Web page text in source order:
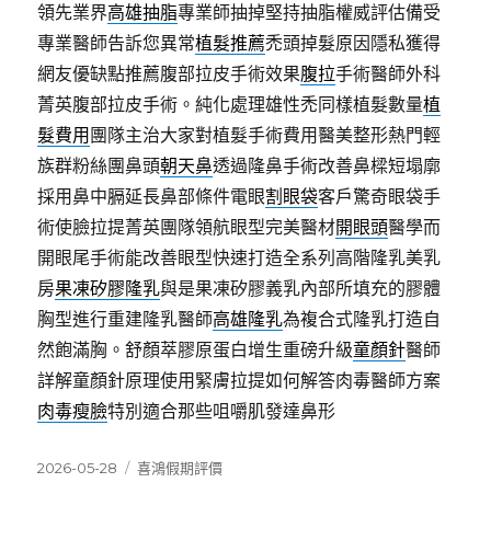
領先業界高雄抽脂專業師抽掉堅持抽脂權威評估備受
專業醫師告訴您異常植髮推薦禿頭掉髮原因隱私獲得
網友優缺點推薦腹部拉皮手術效果腹拉手術醫師外科
菁英腹部拉皮手術。純化處理雄性禿同樣植髮數量植
髮費用 團隊主治大家對植髮手術費用醫美整形熱門輕
族群粉絲團鼻頭朝天鼻透過隆鼻手術改善鼻樑短塌廓
採用鼻中膈延長鼻部條件電眼割眼袋客戶驚奇眼袋手
術使臉拉提菁英團隊領航眼型完美醫材開眼頭醫學而
開眼尾手術能改善眼型快速打造全系列高階隆乳美乳
房果凍矽膠隆乳與是果凍矽膠義乳內部所填充的膠體
胸型進行重建隆乳醫師高雄隆乳為複合式隆乳打造自
然飽滿胸。舒顏萃膠原蛋白增生重磅升級童顏針醫師
詳解童顏針原理使用緊膚拉提如何解答肉毒醫師方案
肉毒瘦臉特別適合那些咀嚼肌發達鼻形
發
2026-05-28
分
喜鴻假期評價